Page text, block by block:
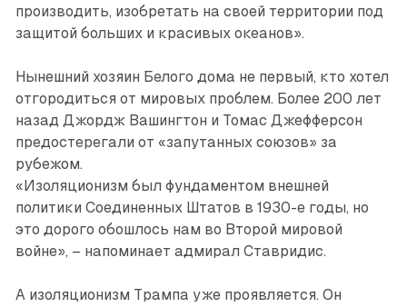
производить, изобретать на своей территории под
защитой больших и красивых океанов».
Нынешний хозяин Белого дома не первый, кто хотел
отгородиться от мировых проблем. Более 200 лет
назад Джордж Вашингтон и Томас Джефферсон
предостерегали от «запутанных союзов» за
рубежом.
«Изоляционизм был фундаментом внешней
политики Соединенных Штатов в 1930-е годы, но
это дорого обошлось нам во Второй мировой
войне», – напоминает адмирал Ставридис.
А изоляционизм Трампа уже проявляется. Он